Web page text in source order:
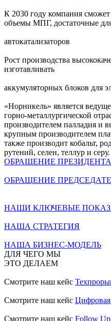
К 2030 году компания
объемы МПГ, достаточные
автокатализаторов
Рост производства
изготавливать
аккумуляторных блоков для
«Норникель» является
горно-металлургической
производителем палладия и
крупным производителем
также производит кобальт,
рутений, селен, теллур и серу.
ОБРАЩЕНИЕ ПРЕЗИДЕНТА
ОБРАЩЕНИЕ
НАШИ КЛЮЧЕВЫЕ
НАША СТРАТЕГИЯ
НАША БИЗНЕС-МОДЕЛЬ
ДЛЯ ЧЕГО МЫ
ЭТО ДЕЛАЕМ
Смотрите наш кейс
Смотрите наш кейс Цифровая
Смотрите наш кейс Follow Up